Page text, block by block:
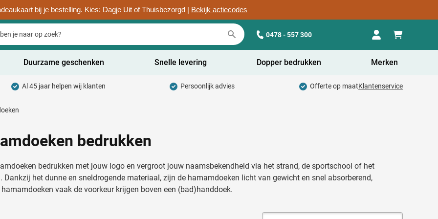
bij je bestelling. Kies: Dagje Uit of Thuisbezorgd | Bekijk actiecodes
0478 - 557 300
categorie
categorie
& Weggevers categorie
categorie
Duurzame geschenken Snelle levering Dopper bedrukken Merken
Al 45 jaar helpen wij klanten Persoonlijk advies Offerte op maatKlantenservice
bedrukken
bedrukken met jouw logo en vergroot jouw naamsbekendheid via het strand, de sportschool of het
Dankzij het dunne en sneldrogende materiaal, zijn de hamamdoeken licht van gewicht en snel absorberend,
vaak de voorkeur krijgen boven een (bad)handdoek.